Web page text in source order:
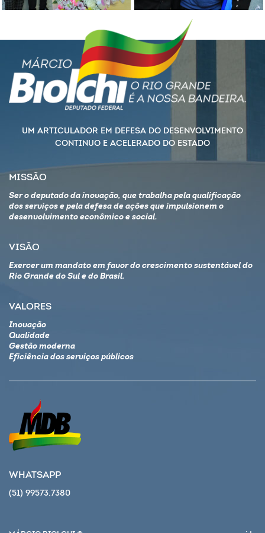
UM ARTICULADOR EM DEFESA DO DESENVOLVIMENTO
CONTINUO E ACELERADO DO ESTADO
MISSÃO
Ser o deputado da inovação, que trabalha pela qualificação
dos serviços e pela defesa de ações que impulsionem o
desenvolvimento econômico e social.
VISÃO
Exercer um mandato em favor do crescimento sustentável do
Rio Grande do Sul e do Brasil.
VALORES
Inovação
Qualidade
Gestão moderna
Eficiência dos serviços públicos
WHATSAPP
(51) 99573.7380